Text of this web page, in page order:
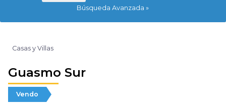
Búsqueda Avanzada
Casas y Villas
Guasmo Sur
Vendo